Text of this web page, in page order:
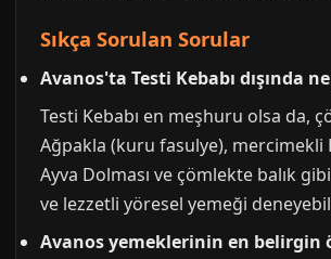
Sıkça Sorulan Sorular
Avanos'ta Testi Kebabı dışında
Testi Kebabı en meşhuru olsa da,
Ağpakla (kuru fasulye), mercimekli
Ayva Dolması ve çömlekte balık
ve lezzetli yöresel yemeği
Avanos yemeklerinin en belirgin